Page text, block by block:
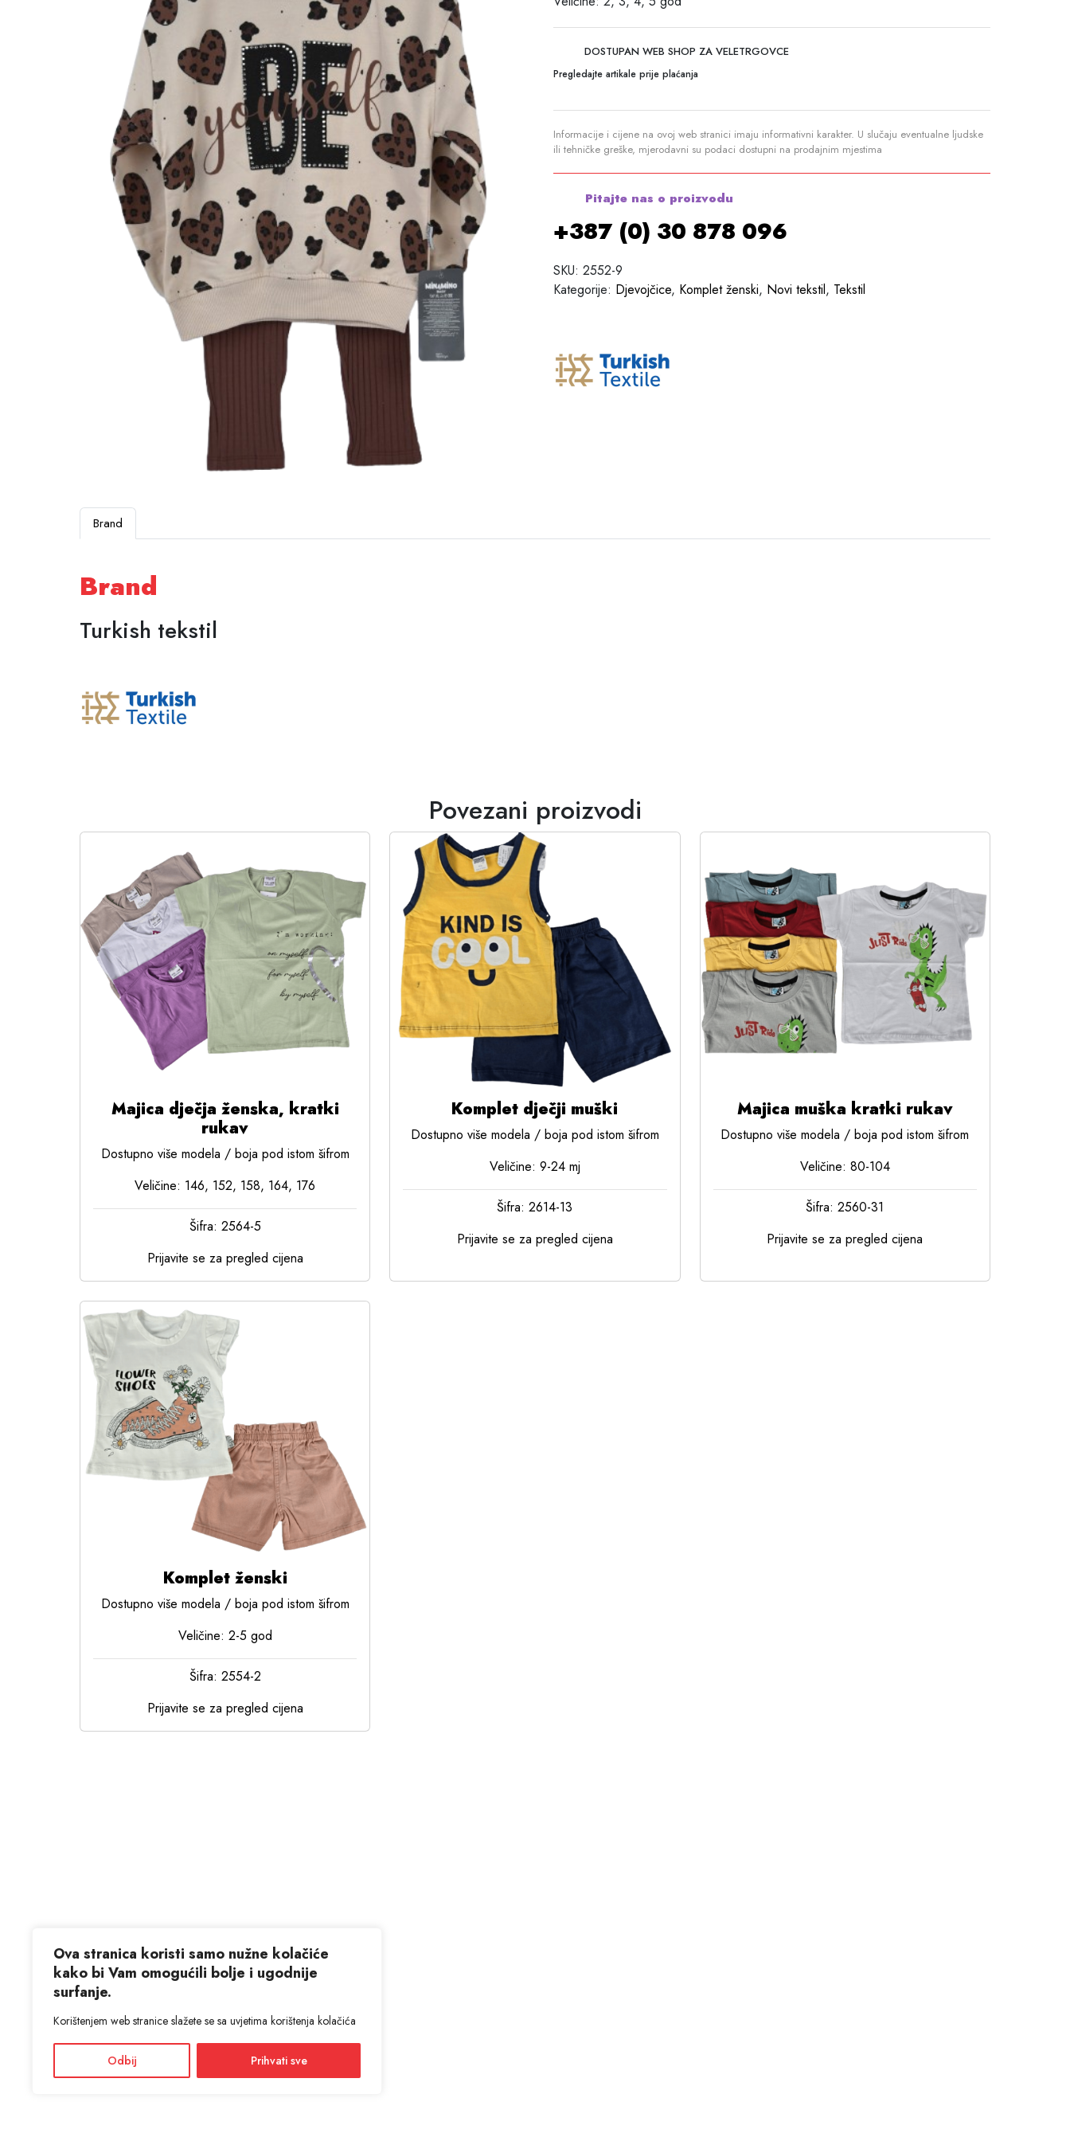
Ova stranica koristi samo nužne kolačiće
kako bi Vam omogućili bolje i ugodnije
surfanje.
Korištenjem web stranice slažete se sa uvjetima korištenja kolačića
Odbij Prihvati sve
DOSTUPAN WEB SHOP ZA VELETRGOVCE
Pregledajte artikale prije plaćanja
Informacije i cijene na ovoj web stranici imaju informativni karakter. U slučaju eventualne ljudske
ili tehničke greške, mjerodavni su podaci dostupni na prodajnim mjestima
Pitajte nas o proizvodu
+387 (0) 30 878 096
SKU: 2552-9
Kategorije: Djevojčice, Komplet ženski, Novi tekstil, Tekstil
Brand
Brand
Turkish tekstil
Povezani proizvodi
Majica dječja ženska, kratki
rukav
Dostupno više modela / boja pod istom šifrom
Veličine: 146, 152, 158, 164, 176
Šifra: 2564-5
Prijavite se za pregled cijena
Komplet dječji muški
Dostupno više modela / boja pod istom šifrom
Veličine: 9-24 mj
Šifra: 2614-13
Prijavite se za pregled cijena
Majica muška kratki rukav
Dostupno više modela / boja pod istom šifrom
Veličine: 80-104
Šifra: 2560-31
Prijavite se za pregled cijena
Komplet ženski
Dostupno više modela / boja pod istom šifrom
Veličine: 2-5 god
Šifra: 2554-2
Prijavite se za pregled cijena